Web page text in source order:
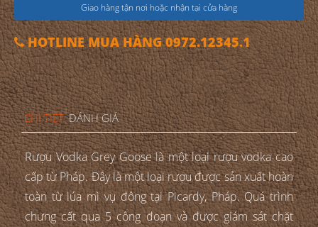
Giao hàng tận nơi hoặc nhận tại cửa hàng
HOTLINE MUA HÀNG 0972.12345.1
CHI TIẾT ĐÁNH GIÁ
Rượu Vodka Grey Goose là một loại rượu vodka cao
cấp từ Pháp. Đây là một loại rượu được sản xuất hoàn
toàn từ lúa mì vụ đông tại Picardy, Pháp. Quá trình
chưng cất qua 5 công đoạn và được giám sát chặt